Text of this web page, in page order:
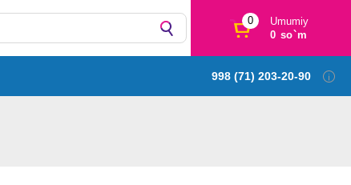
0
Umumiy
0 so`m
998 (71) 203-20-90